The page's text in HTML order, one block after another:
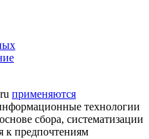
применяются
технологии
сбора, систематизации
к предпочтениям